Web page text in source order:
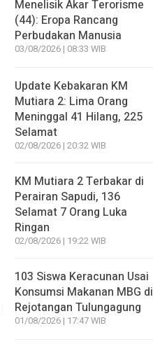
Menelisik Akar Terorisme
(44): Eropa Rancang
Perbudakan Manusia
03/08/2026 | 08:33 WIB
Update Kebakaran KM
Mutiara 2: Lima Orang
Meninggal 41 Hilang, 225
Selamat
02/08/2026 | 20:32 WIB
KM Mutiara 2 Terbakar di
Perairan Sapudi, 136
Selamat 7 Orang Luka
Ringan
02/08/2026 | 19:22 WIB
103 Siswa Keracunan Usai
Konsumsi Makanan MBG di
Rejotangan Tulungagung
01/08/2026 | 17:47 WIB